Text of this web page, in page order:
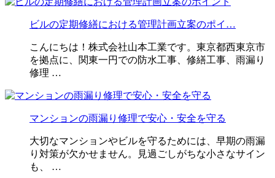
ビルの定期修繕における管理計画立案のポイ…
こんにちは！株式会社山本工業です。東京都西東京市
を拠点に、関東一円での防水工事、修繕工事、雨漏り
修理 …
マンションの雨漏り修理で安心・安全を守る
大切なマンションやビルを守るためには、早期の雨漏
り対策が欠かせません。見過ごしがちな小さなサイン
も、 …